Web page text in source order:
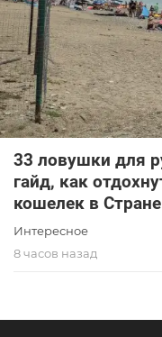
33 ловушки для
гайд, как
кошелек в
Интересное
8 часов назад